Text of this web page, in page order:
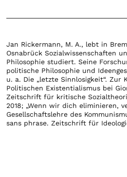
Jan Rickermann, M. A., lebt in
Osnabrück Sozialwissenschaften
Philosophie studiert. Seine
politische Philosophie und
u. a. Die „letzte Sinnlosigkeit“. Zur
Politischen Existentialismus bei
Zeitschrift für kritische
2018; „Wenn wir dich eliminieren,
Gesellschaftslehre des
sans phrase. Zeitschrift für